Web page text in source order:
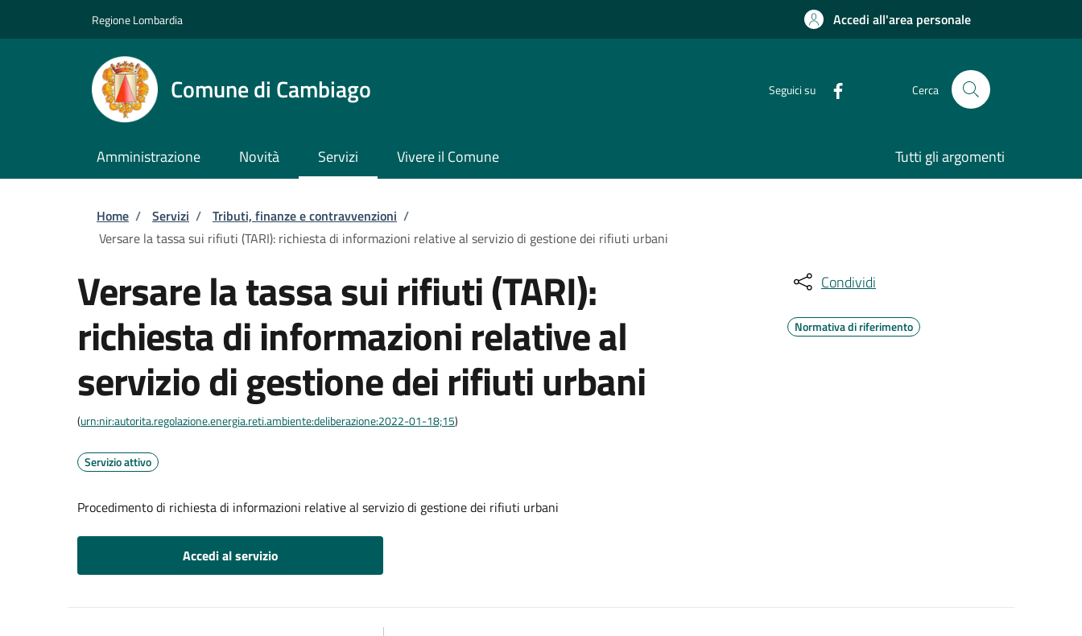
Regione Lombardia Accedi all'area personale
Comune di Cambiago Seguici su Cerca
Amministrazione Novità Servizi Vivere il Comune Tutti gli argomenti
Briciole di pane
Home / Servizi / Tributi, finanze e contravvenzioni /
Versare la tassa sui rifiuti (TARI): richiesta di informazioni relative al servizio di gestione dei rifiuti urbani
Versare la tassa sui rifiuti (TARI):
richiesta di informazioni relative al
servizio di gestione dei rifiuti urbani
(urn:nir:autorita.regolazione.energia.reti.ambiente:deliberazione:2022-01-18;15)
Servizio attivo
Procedimento di richiesta di informazioni relative al servizio di gestione dei rifiuti urbani
Accedi al servizio
Condividi
Normativa di riferimento